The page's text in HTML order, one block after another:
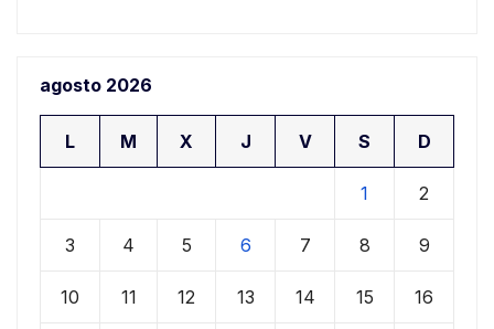
agosto 2026
L M X J V S D
1 2
3 4 5 6 7 8 9
10 11 12 13 14 15 16